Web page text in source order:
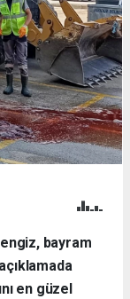
bayram
en güzel